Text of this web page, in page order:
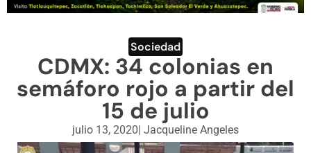
DEPORTES
ENGLISH SECTION
VIDEOS
Sociedad
CDMX: 34 colonias en
semáforo rojo a partir del
15 de julio
julio 13, 2020| Jacqueline Angeles